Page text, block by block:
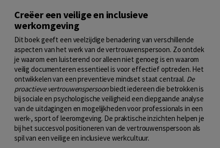
Creëer een veilige en inclusieve
werkomgeving
Dit boek geeft een veelzijdige benadering van verschillende
aspecten van het werk van de vertrouwenspersoon. Zo ontdek
je waarom een luisterend oor alleen niet genoeg is en waarom
veilig documenteren essentieel is voor effectief optreden. Het
ontwikkelen van een preventieve mindset staat centraal. De
proactieve vertrouwenspersoonbiedt iedereen die betrokken is
bij sociale en psychologische veiligheid een diepgaande analyse
van de uitdagingen en mogelijkheden voor professionals in een
werk-, sport of leeromgeving. De praktische inzichten helpen je
bij het succesvol positioneren van de vertrouwenspersoon als
spil van een veilige en inclusieve werkcultuur.